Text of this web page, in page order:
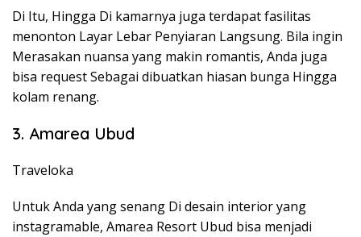
Di Itu, Hingga Di kamarnya juga terdapat fasilitas
menonton Layar Lebar Penyiaran Langsung. Bila ingin
Merasakan nuansa yang makin romantis, Anda juga
bisa request Sebagai dibuatkan hiasan bunga Hingga
kolam renang.
3. Amarea Ubud
Traveloka
Untuk Anda yang senang Di desain interior yang
instagramable, Amarea Resort Ubud bisa menjadi